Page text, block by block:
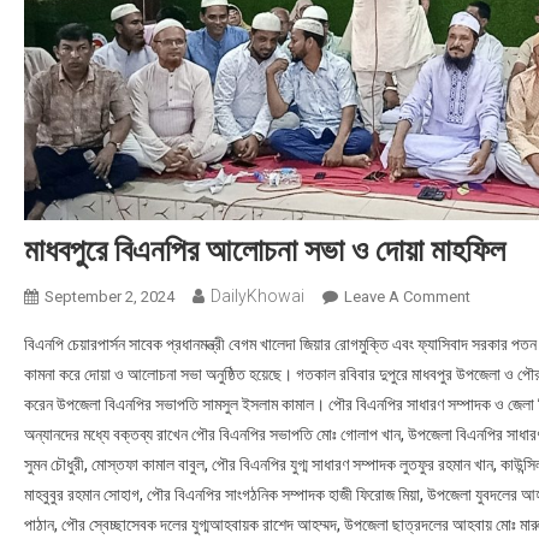
মাধবপুরে বিএনপির আলোচনা সভা ও দোয়া মাহফিল
September 2, 2024 DailyKhowai Leave A CommentOn
বিএনপি চেয়ারপার্সন সাবেক প্রধানমন্ত্রী বেগম খালেদা জিয়ার রোগমুক্তি এবং ফ্যাসিবাদ সরকার
কামনা করে দোয়া ও আলোচনা সভা অনুষ্ঠিত হয়েছে। গতকাল রবিবার দুপুরে মাধবপুর উপজেলা ও
করেন উপজেলা বিএনপির সভাপতি সামসুল ইসলাম কামাল। পৌর বিএনপির সাধারণ সম্পাদক ও
অন্যানদের মধ্যে বক্তব্য রাখেন পৌর বিএনপির সভাপতি মোঃ গোলাপ খান, উপজেলা বিএনপির
সুমন চৌধুরী, মোস্তফা কামাল বাবুল, পৌর বিএনপির যুগ্ম সাধারণ সম্পাদক লুতফুর রহমান খান,
মাহবুবুর রহমান সোহাগ, পৌর বিএনপির সাংগঠনিক সম্পাদক হাজী ফিরোজ মিয়া, উপজেলা
পাঠান, পৌর স্বেচ্ছাসেবক দলের যুগ্মআহবায়ক রাশেদ আহম্মদ, উপজেলা ছাত্রদলের আহবায় মোঃ